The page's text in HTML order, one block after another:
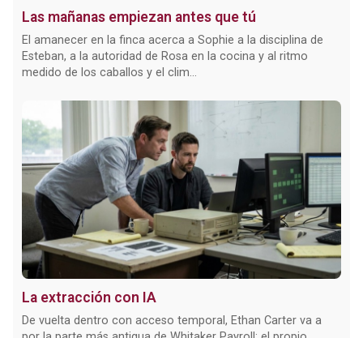
Las mañanas empiezan antes que tú
El amanecer en la finca acerca a Sophie a la disciplina de
Esteban, a la autoridad de Rosa en la cocina y al ritmo
medido de los caballos y el clim...
La extracción con IA
De vuelta dentro con acceso temporal, Ethan Carter va a